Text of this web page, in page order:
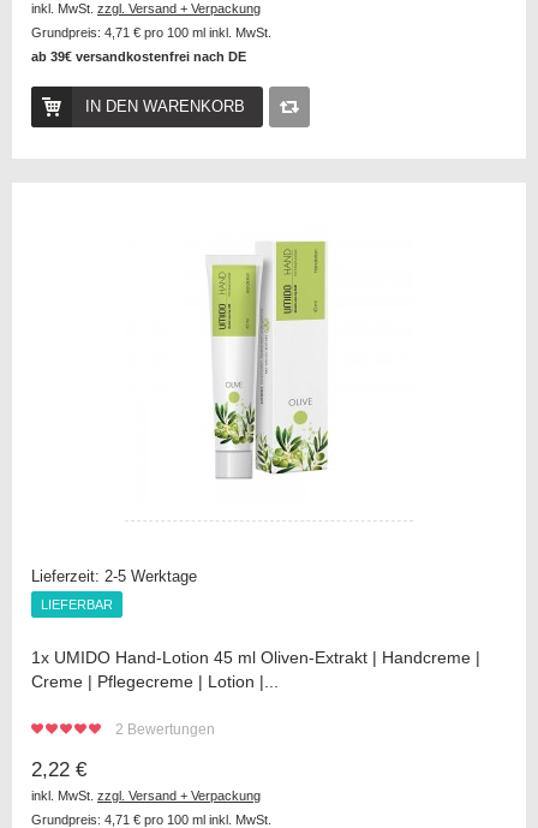
inkl. MwSt. zzgl. Versand + Verpackung
Grundpreis: 4,71 € pro 100 ml inkl. MwSt.
ab 39€ versandkostenfrei nach DE
IN DEN WARENKORB
Lieferzeit: 2-5 Werktage
1x UMIDO Hand-Lotion 45 ml Oliven-Extrakt | Handcreme |
Creme | Pflegecreme | Lotion |...
2 Bewertungen
LIEFERBAR
2,22 €
inkl. MwSt. zzgl. Versand + Verpackung
Grundpreis: 4,71 € pro 100 ml inkl. MwSt.
LIEFERBAR